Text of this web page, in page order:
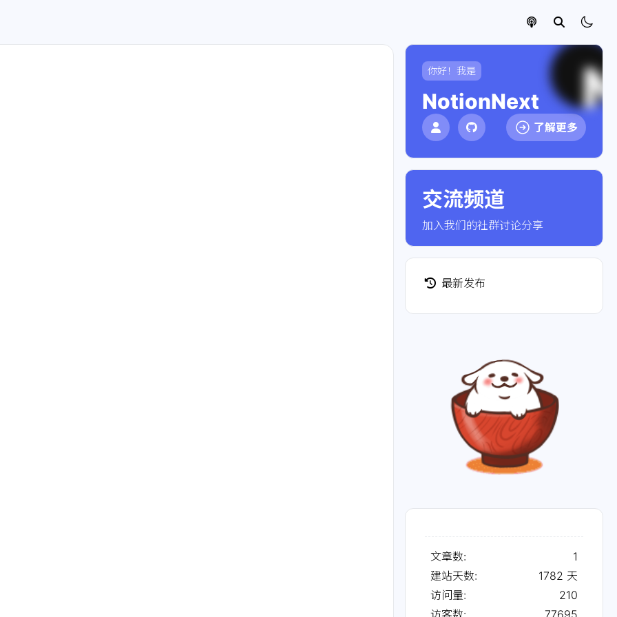
你好！我是
NotionNext
了解更多
交流频道
加入我们的社群讨论分享
点击加入社群
最新发布
文章数:
1
建站天数:
1782 天
访问量:
210
访客数:
77695